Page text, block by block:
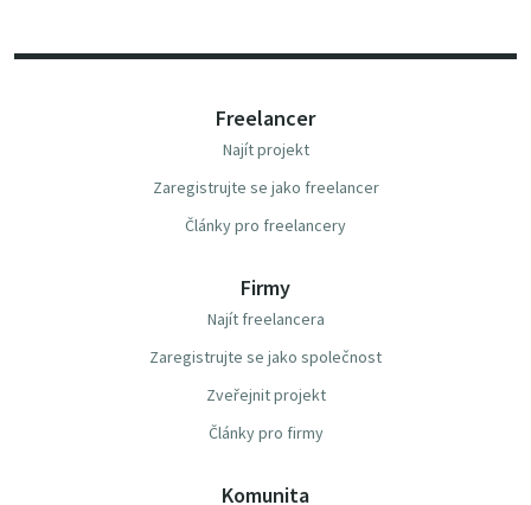
Freelancer
Najít projekt
Zaregistrujte se jako freelancer
Články pro freelancery
Firmy
Najít freelancera
Zaregistrujte se jako společnost
Zveřejnit projekt
Články pro firmy
Komunita